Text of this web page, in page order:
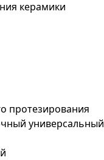
керамики
протезирования
универсальный